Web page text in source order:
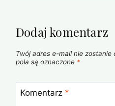
Dodaj komentarz
Twój adres e-mail nie zostanie
pola są oznaczone *
Komentarz *